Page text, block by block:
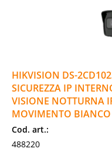
HIKVISION DS-
SICUREZZA IP
VISIONE NOTTURNA
MOVIMENTO BIANCO
Cod. art.:
488220